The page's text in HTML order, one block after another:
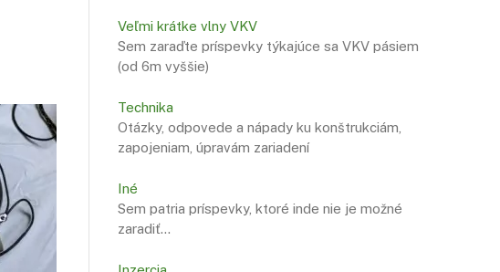
Veľmi krátke vlny VKV
Sem zaraďte príspevky týkajúce sa VKV pásiem
(od 6m vyššie)
Technika
Otázky, odpovede a nápady ku konštrukciám,
zapojeniam, úpravám zariadení
Iné
Sem patria príspevky, ktoré inde nie je možné
zaradiť…